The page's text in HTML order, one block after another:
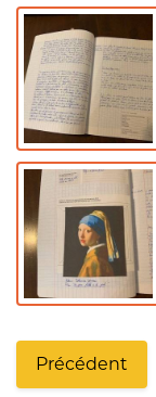
Précédent